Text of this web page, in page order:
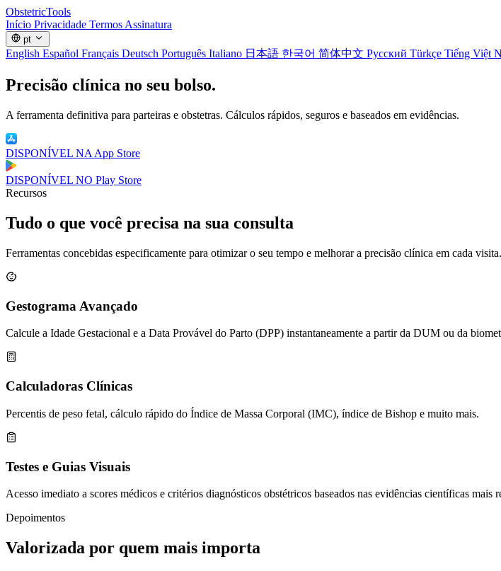
ObstetricTools
Início Privacidade Termos Assinatura
pt
English Español Français Deutsch Português Italiano 日本語 한국어 简体中文 Русский Türkçe Tiếng Việt
Precisão clínica no seu bolso.
A ferramenta definitiva para parteiras e obstetras. Cálculos rápidos, seguros e baseados em evidências.
DISPONÍVEL NA App Store
DISPONÍVEL NO Play Store
Recursos
Tudo o que você precisa na sua consulta
Ferramentas concebidas especificamente para otimizar o seu tempo e melhorar a precisão clínica em cada visita.
Gestograma Avançado
Calcule a Idade Gestacional e a Data Provável do Parto (DPP) instantaneamente a partir da DUM ou da
Calculadoras Clínicas
Percentis de peso fetal, cálculo rápido do Índice de Massa Corporal (IMC), índice de Bishop e muito mais.
Testes e Guias Visuais
Acesso imediato a scores médicos e critérios diagnósticos obstétricos baseados nas evidências científicas mais
Depoimentos
Valorizada por quem mais importa